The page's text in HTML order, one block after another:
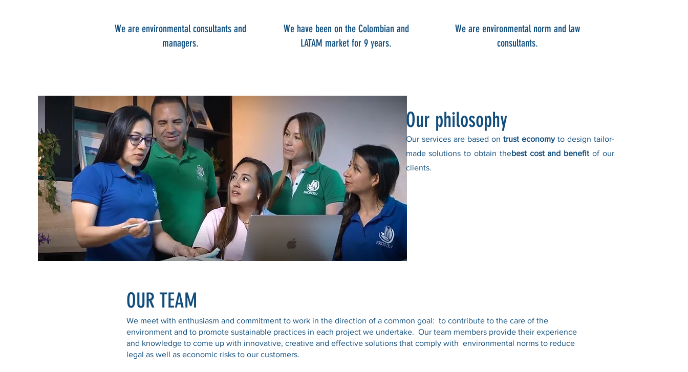
We are environmental consultants and
managers.
We have been on the Colombian and
LATAM market for 9 years.
We are environmental norm and law
consultants.
Our philosophy
Our services are based on trust economyto design tailor-
made solutions to obtain thebest cost and benefit of our
clients.
OUR TEAM
We meet with enthusiasm and commitment to work in the direction of a common goal: to contribute to the care of the
environment and to promote sustainable practices in each project we undertake. Our team members provide their experience
and knowledge to come up with innovative, creative and effective solutions that comply with environmental norms to reduce
legal as well as economic risks to our customers.